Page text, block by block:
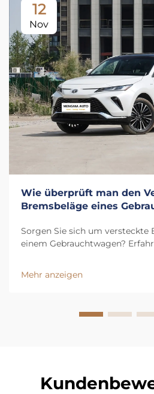
12
Nov
Wie überprüft man den
Bremsbeläge eines
Sorgen Sie sich um versteckte
einem Gebrauchtwagen?
Flüssigkeitsstand kontrollieren
erkennen. Holen Sie sich jetzt
Mehr anzeigen